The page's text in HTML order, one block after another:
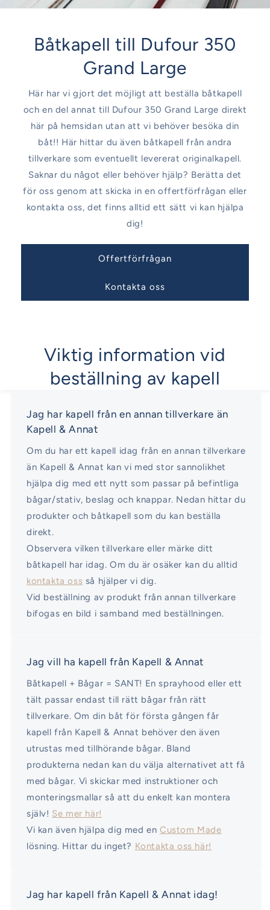
Båtkapell till Dufour 350
Grand Large
Här har vi gjort det möjligt att beställa båtkapell
och en del annat till Dufour 350 Grand Large direkt
här på hemsidan utan att vi behöver besöka din
båt!! Här hittar du även båtkapell från andra
tillverkare som eventuellt levererat originalkapell.
Saknar du något eller behöver hjälp? Berätta det
för oss genom att skicka in en offertförfrågan eller
kontakta oss, det finns alltid ett sätt vi kan hjälpa
dig!
Offertförfrågan
Kontakta oss
Viktig information vid
beställning av kapell
Jag har kapell från en annan tillverkare än
Kapell & Annat
Om du har ett kapell idag från en annan tillverkare
än Kapell & Annat kan vi med stor sannolikhet
hjälpa dig med ett nytt som passar på befintliga
bågar/stativ, beslag och knappar. Nedan hittar du
produkter och båtkapell som du kan beställa
direkt.
Observera vilken tillverkare eller märke ditt
båtkapell har idag. Om du är osäker kan du alltid
kontakta oss så hjälper vi dig.
Vid beställning av produkt från annan tillverkare
bifogas en bild i samband med beställningen.
Jag vill ha kapell från Kapell & Annat
Båtkapell + Bågar = SANT! En sprayhood eller ett
tält passar endast till rätt bågar från rätt
tillverkare. Om din båt för första gången får
kapell från Kapell & Annat behöver den även
utrustas med tillhörande bågar. Bland
produkterna nedan kan du välja alternativet att få
med bågar. Vi skickar med instruktioner och
monteringsmallar så att du enkelt kan montera
själv! Se mer här!
Vi kan även hjälpa dig med enCustom Made
lösning. Hittar du inget? Kontakta oss här!
Jag har kapell från Kapell & Annat idag!